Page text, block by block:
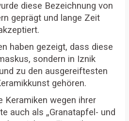
diese Bezeichnung von
geprägt und lange Zeit
haben gezeigt, dass diese
sondern in Iznik
zu den ausgereiftesten
gehören.
Keramiken wegen ihrer
auch als „Granatapfel- und